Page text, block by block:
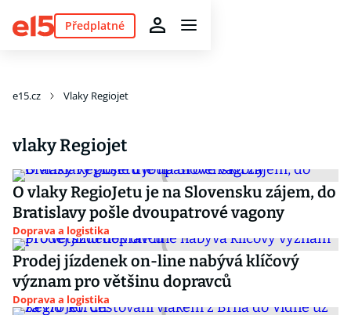
Předplatné
e15.cz Vlaky Regiojet
vlaky Regiojet
O vlaky RegioJetu je na Slovensku zájem, do
Bratislavy pošle dvoupatrové vagony
Doprava a logistika
Prodej jízdenek on-line nabývá klíčový
význam pro většinu dopravců
Doprava a logistika